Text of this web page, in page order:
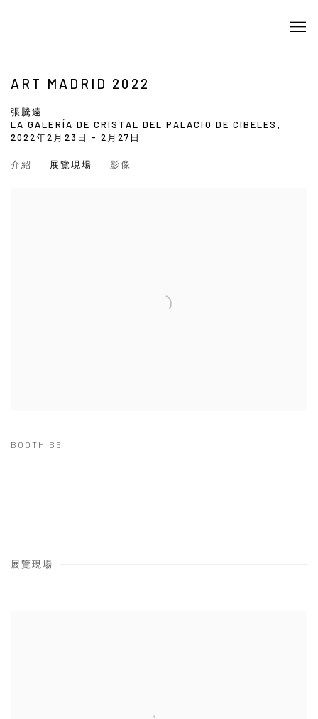
ART MADRID 2022
張騰遠
LA GALERÍA DE CRISTAL DEL PALACIO DE CIBELES,
2022年2月23日 - 2月27日
介紹 展覽現場 影像
BOOTH B6
展覽現場